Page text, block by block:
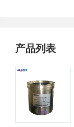
产品列表